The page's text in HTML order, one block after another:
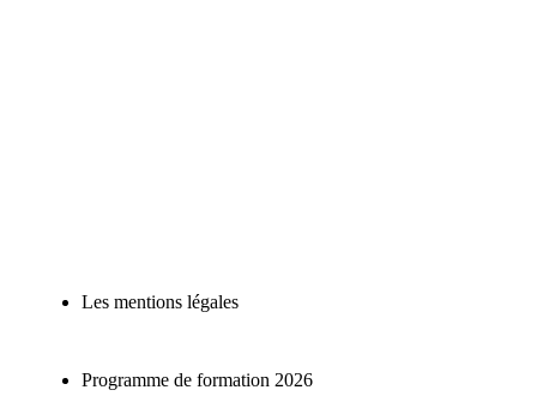
Les mentions légales
Programme de formation 2026